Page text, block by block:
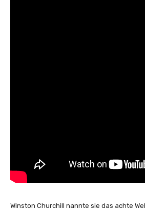
Winston Churchill nannte sie das achte